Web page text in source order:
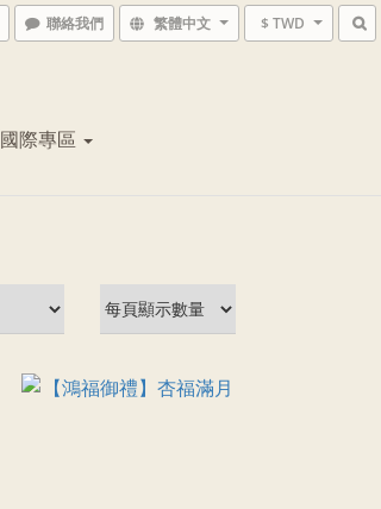
聯絡我們 繁體中文 $ TWD
國際專區